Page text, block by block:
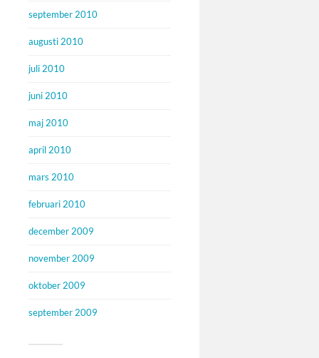
september 2010
augusti 2010
juli 2010
juni 2010
maj 2010
april 2010
mars 2010
februari 2010
december 2009
november 2009
oktober 2009
september 2009